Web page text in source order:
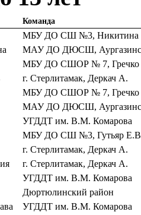
Команда
МБУ ДО СШ №3, Никитина
МАУ ДО ДЮСШ,
МБУ ДО СШОР № 7,
г. Стерлитамак, Деркач А.
МБУ ДО СШОР № 7,
МАУ ДО ДЮСШ,
УГДДТ им. В.М. Комарова
МБУ ДО СШ №3, Гутьяр
г. Стерлитамак, Деркач А.
г. Стерлитамак, Деркач А.
УГДДТ им. В.М. Комарова
Дюртюлинский район
УГДДТ им. В.М. Комарова